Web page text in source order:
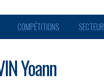
COMPÉTITIONS
Yoann